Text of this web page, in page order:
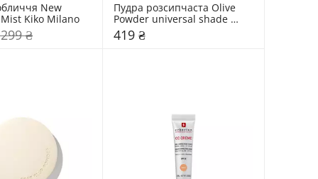
New
Kiko Milano
₴
Пудра розсипчаста Olive
Powder universal shade
Paese
419 ₴